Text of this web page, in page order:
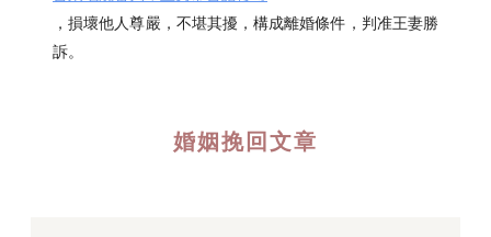
，損壞他人尊嚴，不堪其擾，構成離婚條件，判准王妻勝
訴。
婚姻挽回文章